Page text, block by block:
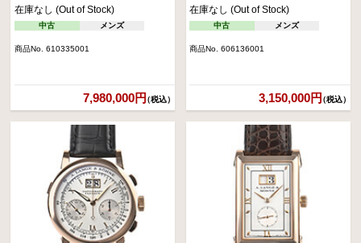
在庫なし (Out of Stock)
中古 メンズ
商品No. 610335001
7,980,000円（税込）
在庫なし (Out of Stock)
中古 メンズ
商品No. 606136001
3,150,000円（税込）